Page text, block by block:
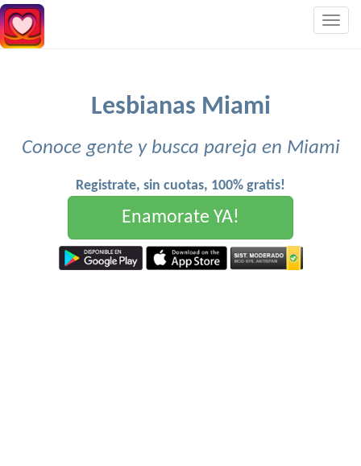
Lesbianas Miami
Conoce gente y busca pareja en Miami
Registrate, sin cuotas, 100% gratis!
Enamorate YA!